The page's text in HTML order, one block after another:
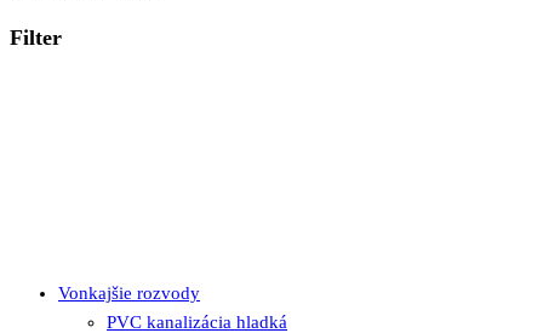
Filter
Vonkajšie rozvody
PVC kanalizácia hladká